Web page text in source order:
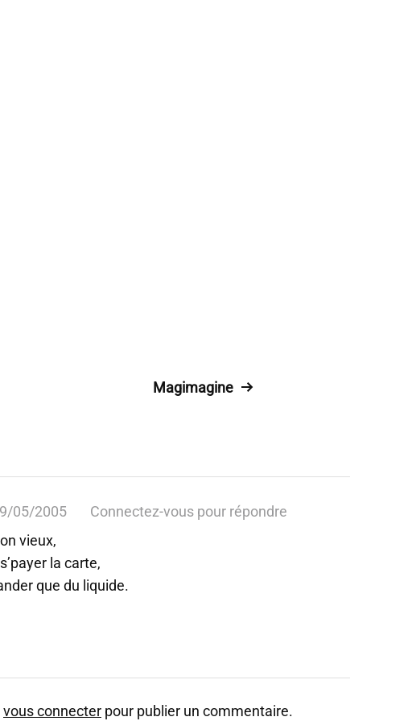
Magimagine
05/2005
Connectez-vous pour répondre
vieux,
la carte,
que du liquide.
vous connecter pour publier un commentaire.